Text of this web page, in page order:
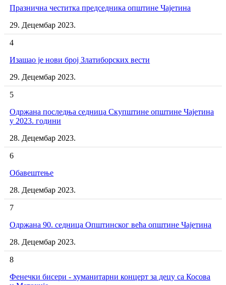
Празнична честитка председника општине Чајетина
29. Децембар 2023.
4
Изашао је нови број Златиборских вести
29. Децембар 2023.
5
Одржана последња седница Скупштине општине Чајетина
у 2023. години
28. Децембар 2023.
6
Обавештење
28. Децембар 2023.
7
Одржана 90. седница Општинског већа општине Чајетина
28. Децембар 2023.
8
Фенечки бисери - хуманитарни концерт за децу са Косова